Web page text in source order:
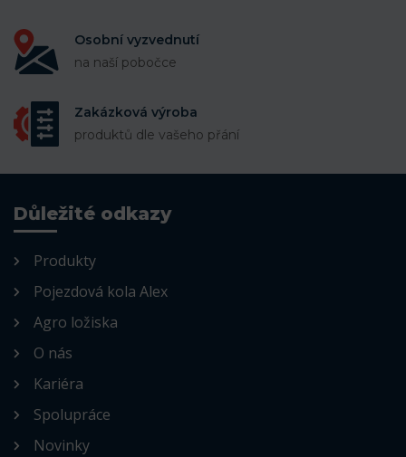
Osobní vyzvednutí
na naší pobočce
Zakázková výroba
produktů dle vašeho přání
Důležité odkazy
Produkty
Pojezdová kola Alex
Agro ložiska
O nás
Kariéra
Spolupráce
Novinky